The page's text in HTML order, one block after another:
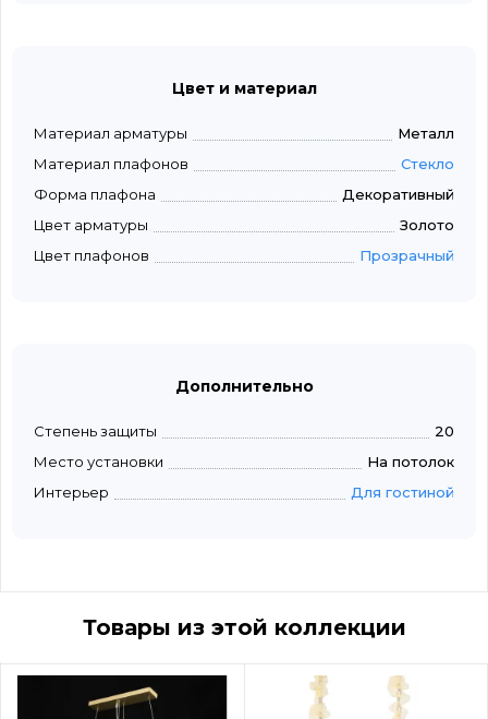
Цвет и материал
Материал арматуры
Металл
Материал плафонов
Стекло
Форма плафона
Декоративный
Цвет арматуры
Золото
Цвет плафонов
Прозрачный
Дополнительно
Степень защиты
20
Место установки
На потолок
Интерьер
Для гостиной
Товары из этой коллекции